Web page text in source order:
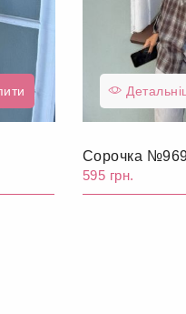
Сорочка
595 грн.